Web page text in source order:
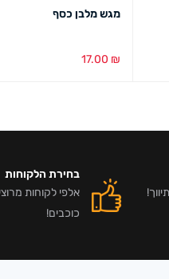
מגש מלבן כסף
17.00 ₪
בחירת הלקוחות
כוכבים!